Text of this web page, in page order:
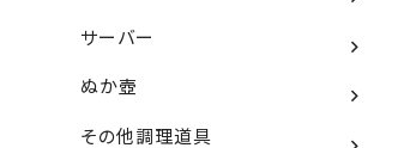
サーバー
ぬか壺
その他調理道具